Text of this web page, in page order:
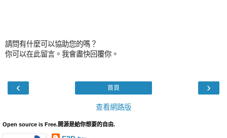
請問有什麼可以協助您的嗎？
你可以在此留言。我會盡快回覆你。
‹ ›
首頁
查看網路版
Open source is Free.開源是給你想要的自由.